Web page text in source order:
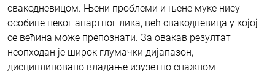
свакодневицом. Њени проблеми и њене муке нису
особине неког апартног лика, већ свакодневица у којој
се већина може препознати. За овакав резултат
неопходан је широк глумачки дијапазон,
дисциплиновано владање изузетно снажном